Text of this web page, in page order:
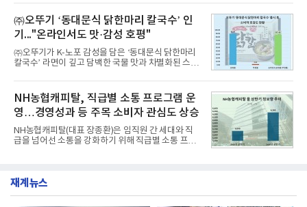
수력원자력, 한국석
떼는 6년 만에 선보이는 8세대 완전변경 모델로, ▲정
교한 선과 면을 중심으로 완성한 파격적인 디자인 ▲
과거 중형 세단 수준으로 확대된 차체 제원 ▲글로벌
최고 수준의 안전성 ▲성능과 효율을 동시에 높인 주
행 완성도 ▲첨단 편의 및 디지털 사양 적용 등을 통해
글로벌 준중형 세단의 새로운 기준을 세웠다.아반떼
는 가솔린 2.0과 1.6 하이브리드 두 가지 파워트레인
넘
㈜오뚜기 ‘동대문식 닭한마리 칼국수’ 인
기..."온라인서도 맛·감성 호평"
㈜오뚜기가 K-노포 감성을 담은 ‘동대문식 닭한마리
칼국수’ 라면이 깊고 담백한 국물 맛과 차별화된 스토
혔다.‘동대문식 닭한마리 칼국수’는 예상을 뛰어넘는
소비자 호응에 힘입어 지난 7월 13일 첫 선을 보인 지
단 18일 만에 누적 판매량 50만 개를 돌파하는 성과를
거두었다.이번 신제품은 개발진이 전국의 닭한마리
전문점을 직접 찾아 다니며 최적의 육수 비율을 완성
했다. 자극적이지 않으면서도 깊은 닭육수에 마늘의
개운한 풍미를 더했으며, 국물이 잘 배어들면서도 쫄
서도
NH농협캐피탈, 직급별 소통 프로그램 운
영…경영성과 등 주목 소비자 관심도 상승
NH농협캐피탈(대표 장종환)은 임직원 간 세대와 직
급을 넘어선 소통을 강화하기 위해 직급별 소통 프로
영지원부 홍보팀과 2026년 새로이(e)＊가 공동 주관
재계뉴스